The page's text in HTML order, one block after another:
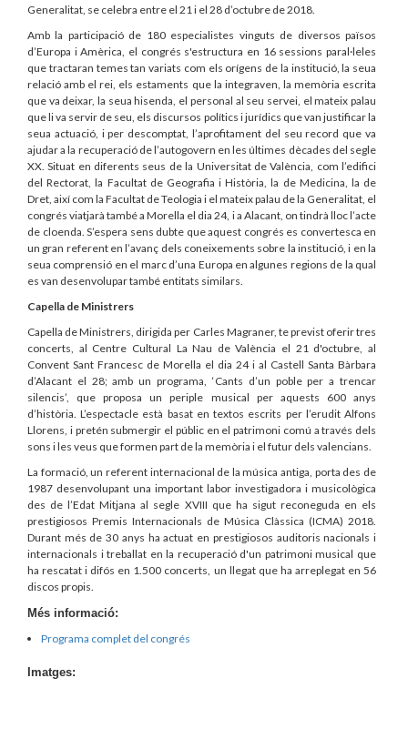
Generalitat, se celebra entre el 21 i el 28 d’octubre de 2018.
Amb la participació de 180 especialistes vinguts de diversos països
d’Europa i Amèrica, el congrés s'estructura en 16 sessions paral·leles
que tractaran temes tan variats com els orígens de la institució, la seua
relació amb el rei, els estaments que la integraven, la memòria escrita
que va deixar, la seua hisenda, el personal al seu servei, el mateix palau
que li va servir de seu, els discursos polítics i jurídics que van justificar la
seua actuació, i per descomptat, l’aprofitament del seu record que va
ajudar a la recuperació de l’autogovern en les últimes dècades del segle
XX. Situat en diferents seus de la Universitat de València, com l’edifici
del Rectorat, la Facultat de Geografia i Història, la de Medicina, la de
Dret, així com la Facultat de Teologia i el mateix palau de la Generalitat, el
congrés viatjarà també a Morella el dia 24, i a Alacant, on tindrà lloc l’acte
de cloenda. S’espera sens dubte que aquest congrés es convertesca en
un gran referent en l’avanç dels coneixements sobre la institució, i en la
seua comprensió en el marc d’una Europa en algunes regions de la qual
es van desenvolupar també entitats similars.
Capella de Ministrers
Capella de Ministrers, dirigida per Carles Magraner, te previst oferir tres
concerts, al Centre Cultural La Nau de València el 21 d'octubre, al
Convent Sant Francesc de Morella el dia 24 i al Castell Santa Bàrbara
d’Alacant el 28; amb un programa, ‘Cants d’un poble per a trencar
silencis’, que proposa un periple musical per aquests 600 anys
d’història. L’espectacle està basat en textos escrits per l’erudit Alfons
Llorens, i pretén submergir el públic en el patrimoni comú a través dels
sons i les veus que formen part de la memòria i el futur dels valencians.
La formació, un referent internacional de la música antiga, porta des de
1987 desenvolupant una important labor investigadora i musicològica
des de l’Edat Mitjana al segle XVIII que ha sigut reconeguda en els
prestigiosos Premis Internacionals de Música Clàssica (ICMA) 2018.
Durant més de 30 anys ha actuat en prestigiosos auditoris nacionals i
internacionals i treballat en la recuperació d'un patrimoni musical que
ha rescatat i difós en 1.500 concerts, un llegat que ha arreplegat en 56
discos propis.
Més informació:
Programa complet del congrés
Imatges: